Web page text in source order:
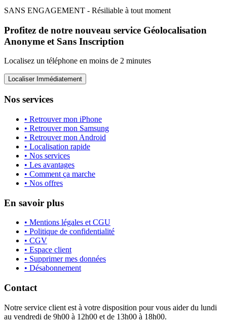
SANS ENGAGEMENT - Résiliable à tout moment
Profitez de notre nouveau service Géolocalisation
Anonyme et Sans Inscription
Localisez un téléphone en moins de 2 minutes
Localiser Immédiatement
Nos services
• Retrouver mon iPhone
• Retrouver mon Samsung
• Retrouver mon Android
• Localisation rapide
• Nos services
• Les avantages
• Comment ça marche
• Nos offres
En savoir plus
• Mentions légales et CGU
• Politique de confidentialité
• CGV
• Espace client
• Supprimer mes données
• Désabonnement
Contact
Notre service client est à votre disposition pour vous aider du lundi
au vendredi de 9h00 à 12h00 et de 13h00 à 18h00.